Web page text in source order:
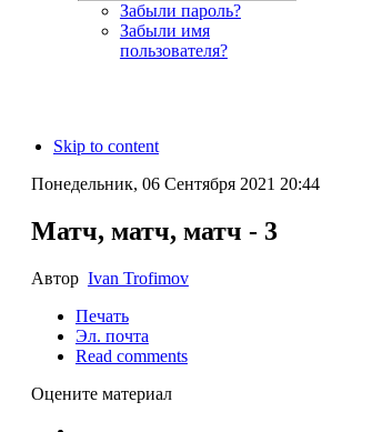
Забыли пароль?
Забыли имя
пользователя?
Skip to content
Понедельник, 06 Сентября 2021 20:44
Матч, матч, матч - 3
Автор Ivan Trofimov
Печать
Эл. почта
Read comments
Оцените материал